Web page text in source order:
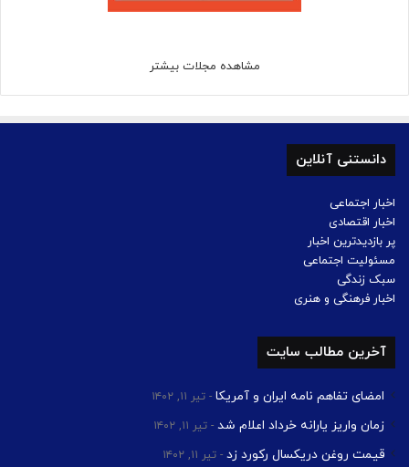
مشاهده مجلات بیشتر
دانستنی آنلاین
اخبار اجتماعی
اخبار اقتصادی
پر بازدیدترین اخبار
مسئولیت اجتماعی
سبک زندگی
اخبار فرهنگی و هنری
آخرین مطالب سایت
امضای تفاهم نامه ایران و آمریکا تیر ۱۱, ۱۴۰۲
زمان واریز یارانه خرداد اعلام شد تیر ۱۱, ۱۴۰۲
قیمت روغن دریکسال رکورد زد تیر ۱۱, ۱۴۰۲